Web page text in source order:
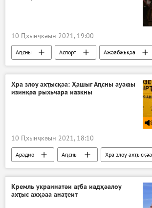
10 Ԥхынҷкәын 2021, 19:00
Аԥсны Аспорт Ажәабжьқәа
Хра злоу ахҭысқәа: Ҳашыг Аԥсны ауаҩы
изинқәа рыхьчара иазкны
10 Ԥхынҷкәын 2021, 18:10
Арадио Аԥсны Хра злоу ахҭысқәа
Кремль украинатәи аӷба иадҳәалоу
ахҭыс ахҳәаа анаҭеит